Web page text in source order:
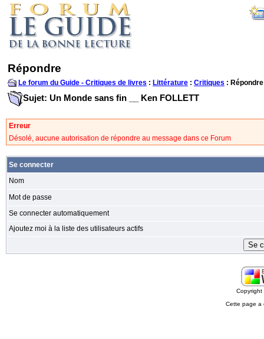
Répondre
Le forum du Guide - Critiques de livres : Littérature : Critiques : Répondre
Sujet: Un Monde sans fin __ Ken FOLLETT
Erreur
Désolé, aucune autorisation de répondre au message dans ce Forum
Se connecter
Nom
Mot de passe
Se connecter automatiquement
Ajoutez moi à la liste des utilisateurs actifs
Cette page a